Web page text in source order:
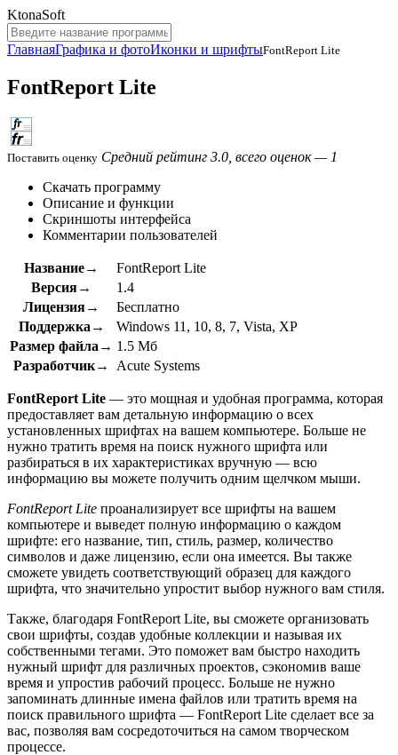
KtonaSoft
ГлавнаяГрафика и фотоИконки и шрифтыFontReport Lite
FontReport Lite
Поставить оценку Средний рейтинг 3.0, всего оценок — 1
Скачать программу
Описание и функции
Скриншоты интерфейса
Комментарии пользователей
Название→
FontReport Lite
Версия→
1.4
Лицензия→
Бесплатно
Поддержка→
Windows 11, 10, 8, 7, Vista, XP
Размер файла→ 1.5 Мб
Разработчик→
Acute Systems
FontReport Lite — это мощная и удобная программа, которая
предоставляет вам детальную информацию о всех
установленных шрифтах на вашем компьютере. Больше не
нужно тратить время на поиск нужного шрифта или
разбираться в их характеристиках вручную — всю
информацию вы можете получить одним щелчком мыши.
FontReport Lite проанализирует все шрифты на вашем
компьютере и выведет полную информацию о каждом
шрифте: его название, тип, стиль, размер, количество
символов и даже лицензию, если она имеется. Вы также
сможете увидеть соответствующий образец для каждого
шрифта, что значительно упростит выбор нужного вам стиля.
Также, благодаря FontReport Lite, вы сможете организовать
свои шрифты, создав удобные коллекции и называя их
собственными тегами. Это поможет вам быстро находить
нужный шрифт для различных проектов, сэкономив ваше
время и упростив рабочий процесс. Больше не нужно
запоминать длинные имена файлов или тратить время на
поиск правильного шрифта — FontReport Lite сделает все за
вас, позволяя вам сосредоточиться на самом творческом
процессе.